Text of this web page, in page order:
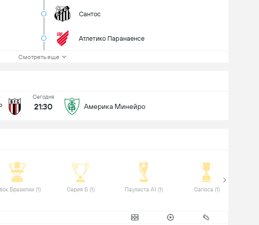
Сегодня
21:30 Америка Минейро
Сантос
Атлетико Паранаенсе
Смотреть еще
Серия Б (1) Паулиста А1 (1) Carioca (1)